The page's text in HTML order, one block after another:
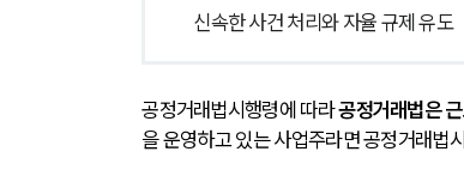
신속한 사건 처리와 자율 규제 유도
공정거래법시행령에 따라 공정거래법은
을 운영하고 있는 사업주라면 공정거래법